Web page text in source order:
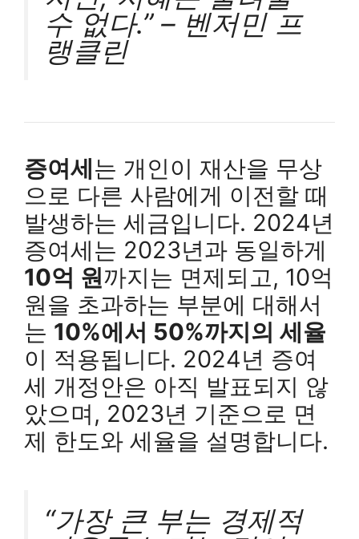
수 없다.” – 벤저민 프
랭클린
증여세 는 개인이 재산을 무상
으로 다른 사람에게 이전할 때
발생하는 세금입니다. 2024년
증여세는 2023년과 동일하게
10억 원까지는 면제되고, 10억
원을 초과하는 부분에 대해서
는 10%에서 50%까지의 세율
이 적용됩니다. 2024년 증여
세 개정안은 아직 발표되지 않
았으며, 2023년 기준으로 면
제 한도와 세율을 설명합니다.
“가장 큰 부는 경제적